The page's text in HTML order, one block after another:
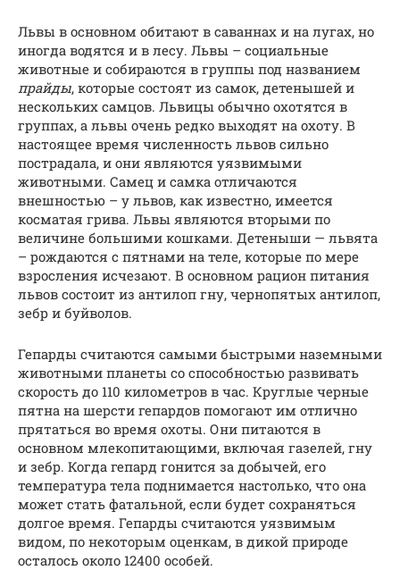
Львы в основном обитают в саваннах и на лугах, но
иногда водятся и в лесу. Львы – социальные
животные и собираются в группы под названием
прайды, которые состоят из самок, детенышей и
нескольких самцов. Львицы обычно охотятся в
группах, а львы очень редко выходят на охоту. В
настоящее время численность львов сильно
пострадала, и они являются уязвимыми
животными. Самец и самка отличаются
внешностью – у львов, как известно, имеется
косматая грива. Львы являются вторыми по
величине большими кошками. Детеныши — львята
– рождаются с пятнами на теле, которые по мере
взросления исчезают. В основном рацион питания
львов состоит из антилоп гну, чернопятых антилоп,
зебр и буйволов.
Гепарды считаются самыми быстрыми наземными
животными планеты со способностью развивать
скорость до 110 километров в час. Круглые черные
пятна на шерсти гепардов помогают им отлично
прятаться во время охоты. Они питаются в
основном млекопитающими, включая газелей, гну
и зебр. Когда гепард гонится за добычей, его
температура тела поднимается настолько, что она
может стать фатальной, если будет сохраняться
долгое время. Гепарды считаются уязвимым
видом, по некоторым оценкам, в дикой природе
осталось около 12400 особей.